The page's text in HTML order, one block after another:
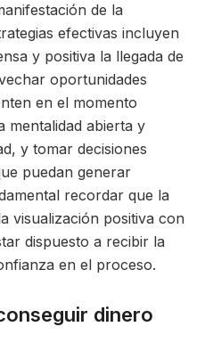
de la
efectivas incluyen
y positiva la llegada de
oportunidades
en el momento
mentalidad abierta y
y tomar decisiones
puedan generar
recordar que la
visualización positiva con
dispuesto a recibir la
en el proceso.
dinero